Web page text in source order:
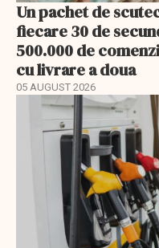
Un pachet de
fiecare 30 de
500.000 de
cu livrare a doua
05 AUGUST 2026